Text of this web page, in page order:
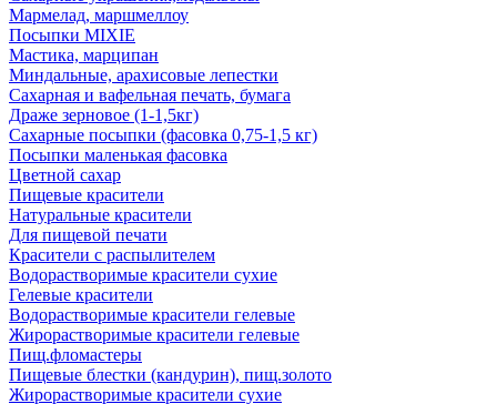
Мармелад, маршмеллоу
Посыпки MIXIE
Мастика, марципан
Миндальные, арахисовые лепестки
Сахарная и вафельная печать, бумага
Драже зерновое (1-1,5кг)
Сахарные посыпки (фасовка 0,75-1,5 кг)
Посыпки маленькая фасовка
Цветной сахар
Пищевые красители
Натуральные красители
Для пищевой печати
Красители с распылителем
Водорастворимые красители сухие
Гелевые красители
Водорастворимые красители гелевые
Жирорастворимые красители гелевые
Пищ.фломастеры
Пищевые блестки (кандурин), пищ.золото
Жирорастворимые красители сухие